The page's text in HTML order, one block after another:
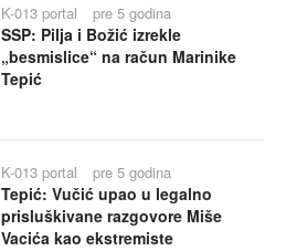
K-013 portal pre 5 godina
SSP: Pilja i Božić izrekle
„besmislice“ na račun Marinike
Tepić
K-013 portal pre 5 godina
Tepić: Vučić upao u legalno
prisluškivane razgovore Miše
Vacića kao ekstremiste